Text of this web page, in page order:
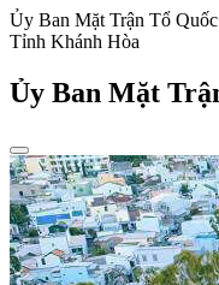
Ủy Ban Mặt Trận Tổ
Tỉnh Khánh Hòa
Ủy Ban Mặt